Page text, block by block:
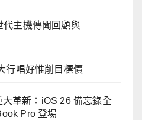
代主機傳聞回顧與
行唱好惟削目標價
革新：iOS 26 備忘錄全
Pro 登場